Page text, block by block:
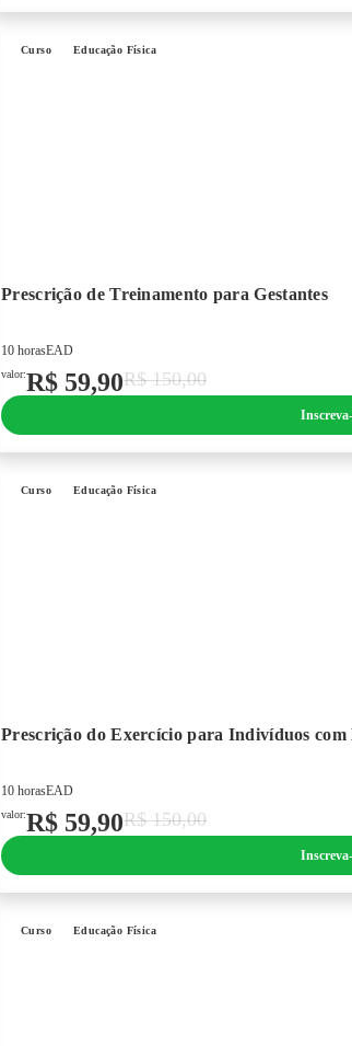
Curso Educação Física
Prescrição de Treinamento para Gestantes
10 horasEAD
valor:R$ 59,90R$150,00
Curso Educação Física
Prescrição do Exercício para Indivíduos
10 horasEAD
valor:R$ 59,90R$150,00
Curso Educação Física